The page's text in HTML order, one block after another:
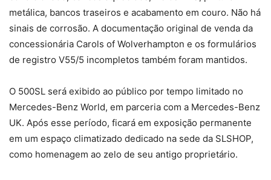
metálica, bancos traseiros e acabamento em couro. Não há
sinais de corrosão. A documentação original de venda da
concessionária Carols of Wolverhampton e os formulários
de registro V55/5 incompletos também foram mantidos.
O 500SL será exibido ao público por tempo limitado no
Mercedes-Benz World, em parceria com a Mercedes-Benz
UK. Após esse período, ficará em exposição permanente
em um espaço climatizado dedicado na sede da SLSHOP,
como homenagem ao zelo de seu antigo proprietário.